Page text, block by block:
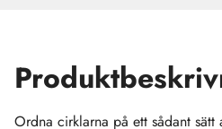
Ordna cirklarna på ett sådant